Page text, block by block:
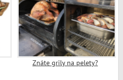
Znáte grily na pelety?